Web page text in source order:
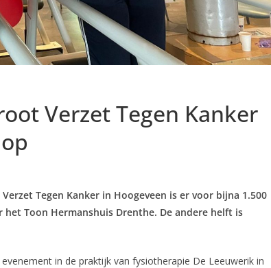
Verzet Tegen Kanker
Tegen Kanker in Hoogeveen is er voor bijna 1.500
Toon Hermanshuis Drenthe. De andere helft is
in de praktijk van fysiotherapie De Leeuwerik in